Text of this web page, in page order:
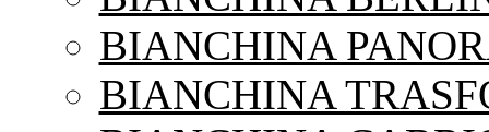
BIANCHINA
BIANCHINA